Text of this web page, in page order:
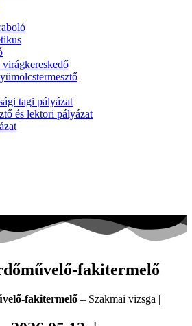
tagi pályázat
és lektori pályázat
fakitermelő
fakitermelő – Szakmai vizsga |